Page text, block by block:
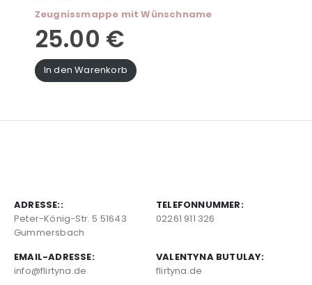
Zeugnissmappe mit Wünschname
25.00 €
In den Warenkorb
ADRESSE::
Peter-König-Str. 5 51643
Gummersbach
TELEFONNUMMER:
02261 911 326
EMAIL-ADRESSE:
info@flirtyna.de
VALENTYNA BUTULAY:
flirtyna.de